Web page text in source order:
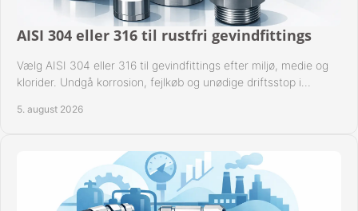
AISI 304 eller 316 til rustfri gevindfittings
Vælg AISI 304 eller 316 til gevindfittings efter miljø, medie og
klorider. Undgå korrosion, fejlkøb og unødige driftsstop i
5. august 2026